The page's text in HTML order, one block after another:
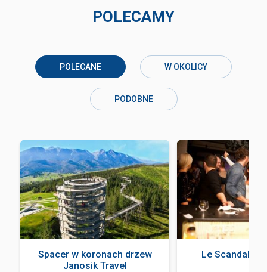
POLECAMY
POLECANE W OKOLICY
PODOBNE
Spacer w koronach drzew
Janosik Travel
Le Scandale